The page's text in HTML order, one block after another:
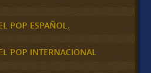
POP ESPAÑOL.
POP INTERNACIONAL